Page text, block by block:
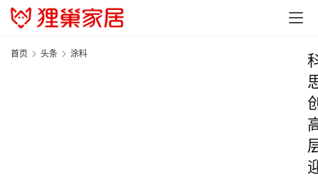
首页 头条 涂料